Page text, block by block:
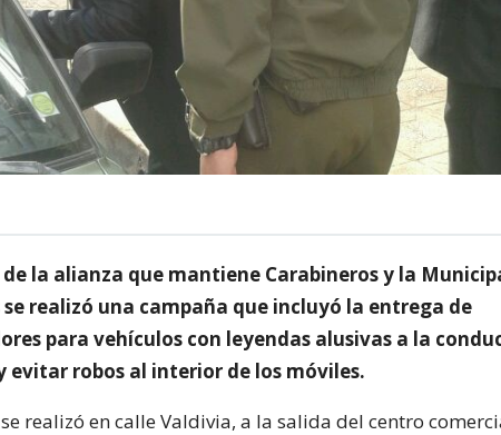
de la alianza que mantiene Carabineros y la
se realizó una campaña que incluyó la entrega de
para vehículos con leyendas alusivas a la
evitar robos al interior de los móviles.
realizó en calle Valdivia, a la salida del centro